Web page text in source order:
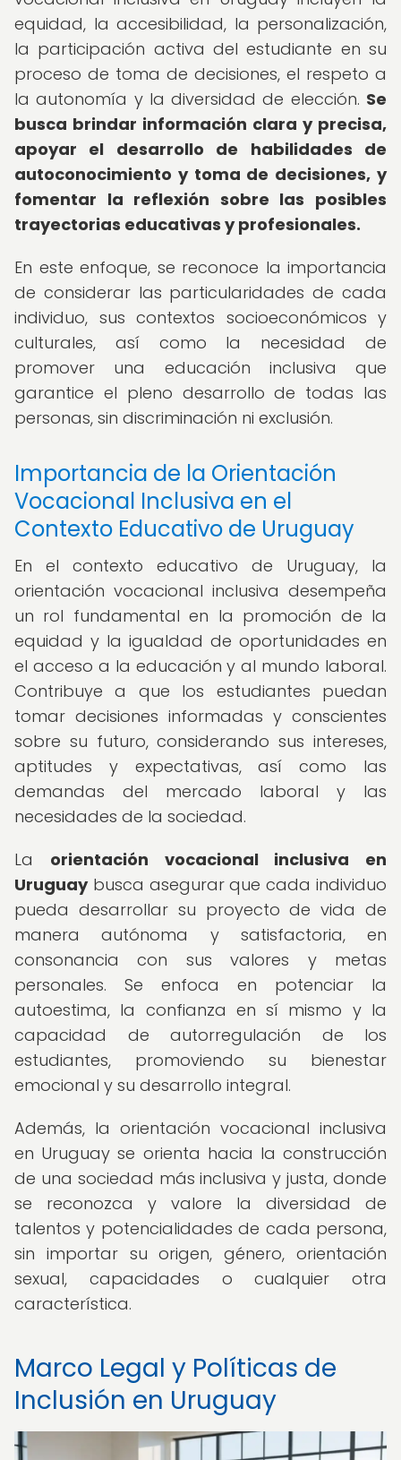
equidad, la accesibilidad, la personalización,
la participación activa del estudiante en su
proceso de toma de decisiones, el respeto a
la autonomía y la diversidad de elección. Se
busca brindar información clara y precisa,
apoyar el desarrollo de habilidades de
autoconocimiento y toma de decisiones, y
fomentar la reflexión sobre las posibles
trayectorias educativas y profesionales.
En este enfoque, se reconoce la importancia
de considerar las particularidades de cada
individuo, sus contextos socioeconómicos y
culturales, así como la necesidad de
promover una educación inclusiva que
garantice el pleno desarrollo de todas las
personas, sin discriminación ni exclusión.
Importancia de la Orientación
Vocacional Inclusiva en el
Contexto Educativo de Uruguay
En el contexto educativo de Uruguay, la
orientación vocacional inclusiva desempeña
un rol fundamental en la promoción de la
equidad y la igualdad de oportunidades en
el acceso a la educación y al mundo laboral.
Contribuye a que los estudiantes puedan
tomar decisiones informadas y conscientes
sobre su futuro, considerando sus intereses,
aptitudes y expectativas, así como las
demandas del mercado laboral y las
necesidades de la sociedad.
La orientación vocacional inclusiva en
Uruguaybusca asegurar que cada individuo
pueda desarrollar su proyecto de vida de
manera autónoma y satisfactoria, en
consonancia con sus valores y metas
personales. Se enfoca en potenciar la
autoestima, la confianza en sí mismo y la
capacidad de autorregulación de los
estudiantes, promoviendo su bienestar
emocional y su desarrollo integral.
Además, la orientación vocacional inclusiva
en Uruguay se orienta hacia la construcción
de una sociedad más inclusiva y justa, donde
se reconozca y valore la diversidad de
talentos y potencialidades de cada persona,
sin importar su origen, género, orientación
sexual, capacidades o cualquier otra
característica.
Marco Legal y Políticas de
Inclusión en Uruguay